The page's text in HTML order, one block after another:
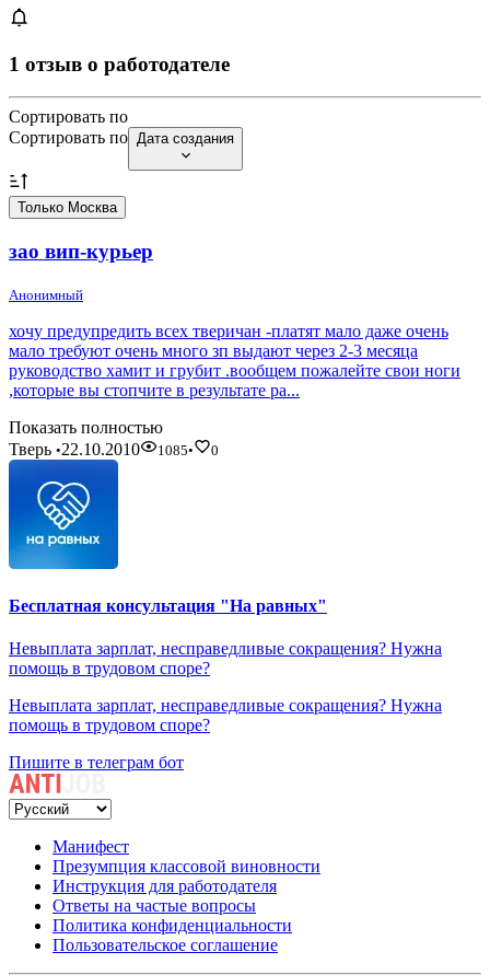
1 отзыв о работодателе
Сортировать по
Сортировать по Дата создания
Только Москва
зао вип-курьер
Анонимный
хочу предупредить всех тверичан -платят мало даже очень
мало требуют очень много зп выдают через 2-3 месяца
руководство хамит и грубит .вообщем пожалейте свои ноги
,которые вы стопчите в результате ра...
Показать полностью
Тверь •22.10.2010 1085• 0
Бесплатная консультация "На равных"
Невыплата зарплат, несправедливые сокращения? Нужна
помощь в трудовом споре?
Невыплата зарплат, несправедливые сокращения? Нужна
помощь в трудовом споре?
Пишите в телеграм бот
Манифест
Презумпция классовой виновности
Инструкция для работодателя
Ответы на частые вопросы
Политика конфиденциальности
Пользовательское соглашение